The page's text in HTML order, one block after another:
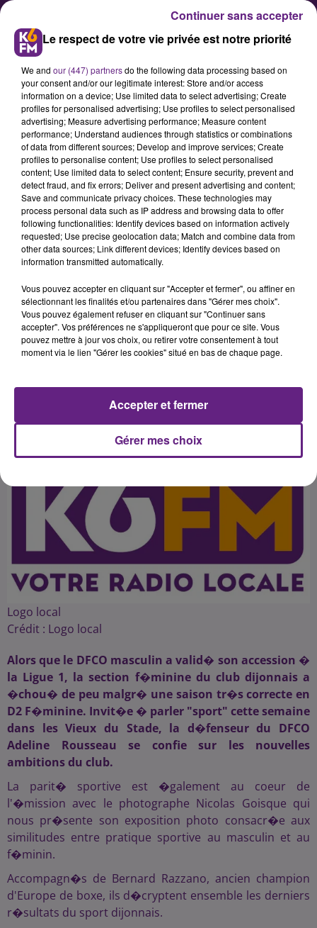
Adeline Rousseau (DFCO
Féminin) dans les Vieux du Stade
Alors que le DFCO masculin a validé
son accession à la Ligue 1, la
section féminine du club dijonnais
a échoué de peu malgré une saison
Invitée à parler "sport " cette
semaine dans les Vieux du Stade, la
défenseur du DFCO Adeline
Rousseau se confie sur les
Publié : 19 avril 2016 à 4h12 par 45
Logo local
Crédit : Logo local
Alors que le DFCO masculin a valid� son accession �
la Ligue 1, la section f�minine du club dijonnais a
�chou� de peu malgr� une saison tr�s correcte en
D2 F�minine. Invit�e � parler "sport" cette semaine
dans les Vieux du Stade, la d�fenseur du DFCO
Adeline Rousseau se confie sur les nouvelles
ambitions du club.
La parit� sportive est �galement au coeur de
l'�mission avec le photographe Nicolas Goisque qui
nous pr�sente son exposition photo consacr�e aux
similitudes entre pratique sportive au masculin et au
f�minin.
Accompagn�s de Bernard Razzano, ancien champion
d'Europe de boxe, ils d�cryptent ensemble les derniers
r�sultats du sport dijonnais.
Le respect de votre vie privée est notre priorité
We and our (447) partnersdo the following data processing based on
your consent and/or our legitimate interest: Store and/or access
information on a device; Use limited data to select advertising; Create
profiles for personalised advertising; Use profiles to select personalised
advertising; Measure advertising performance; Measure content
performance; Understand audiences through statistics or combinations
of data from different sources; Develop and improve services; Create
profiles to personalise content; Use profiles to select personalised
content; Use limited data to select content; Ensure security, prevent and
detect fraud, and fix errors; Deliver and present advertising and content;
Save and communicate privacy choices. These technologies may
process personal data such as IP address and browsing data to offer
following functionalities: Identify devices based on information actively
requested; Use precise geolocation data; Match and combine data from
other data sources; Link different devices; Identify devices based on
information transmitted automatically.
Vous pouvez accepter en cliquant sur "Accepter et fermer", ou affiner en
sélectionnant les finalités et/ou partenaires dans "Gérer mes choix".
Vous pouvez également refuser en cliquant sur "Continuer sans
accepter". Vos préférences ne s'appliqueront que pour ce site. Vous
pouvez mettre à jour vos choix, ou retirer votre consentement à tout
moment via le lien "Gérer les cookies" situé en bas de chaque page.
Gérer mes choix
Accepter et fermer
Continuer sans accepter